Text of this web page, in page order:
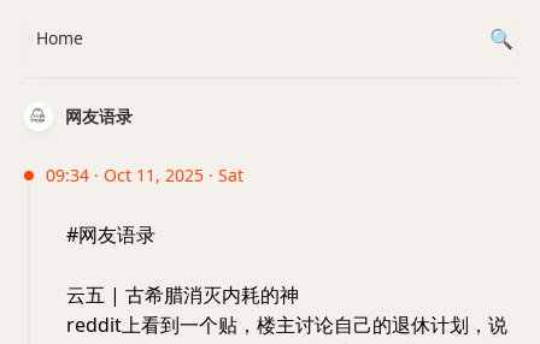
网友语录
09:34 · Oct 11, 2025 · Sat
#网友语录
云五 | 古希腊消灭内耗的神
reddit上看到一个贴，楼主讨论自己的退休计划，说
Home